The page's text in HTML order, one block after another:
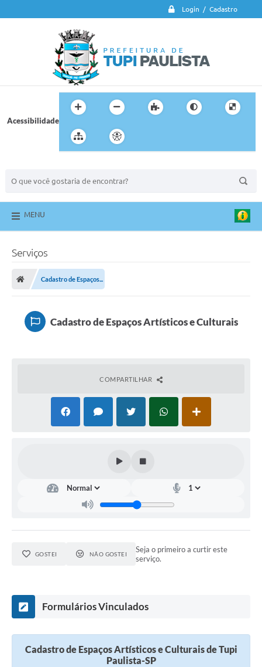
Login / Cadastro
Acessibilidade
MENU
Serviços
Cadastro de Espaços...
Cadastro de Espaços Artísticos e Culturais
COMPARTILHAR
GOSTEI NÃO GOSTEI
Seja o primeiro a curtir este
serviço.
Formulários Vinculados
Cadastro de Espaços Artísticos e Culturais de Tupi
Paulista-SP